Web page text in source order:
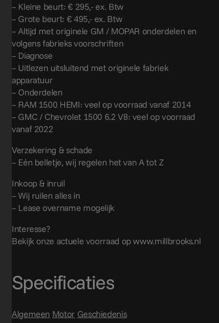
– Kleine beurt: € 295,- ex. Btw
– Grote beurt: € 495,- ex. Btw
– Altijd met originele GM / MOPAR onderdelen en
volgens fabrieks voorschriften
– Diagnose
– Uitlezen uitsluitend met originele fabriek
apparatuur
– Onderdelen
– RAM 1500 HEMI: veel op voorraad vanaf 2014
– GMC / Chevrolet 1500 6.2 V8: veel op voorraad
vanaf 2022
Verzekering & schade
– Eén belletje, wij regelen het van A tot Z
Inkoop & inruil
– Wij ruilen alles in
– Lease overname mogelijk
Interesse?
Bekijk onze actuele voorraad op www.millbrooks.nl
Specificaties
Algemeen Motor Geschiedenis